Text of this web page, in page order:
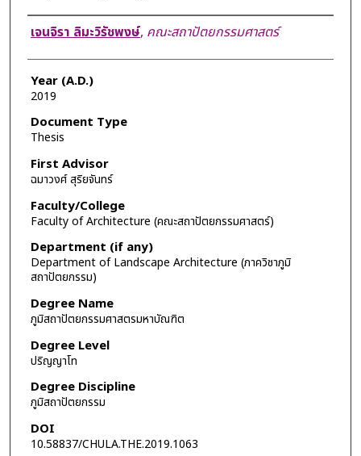
Author
เจนจิรา ลิมะวิรัชพงษ์, คณะสถาปัตยกรรมศาสตร์
Year (A.D.)
2019
Document Type
Thesis
First Advisor
ฉมาวงศ์ สุริยจันทร์
Faculty/College
Faculty of Architecture (คณะสถาปัตยกรรมศาสตร์)
Department (if any)
Department of Landscape Architecture (ภาควิชาภูมิ
สถาปัตยกรรม)
Degree Name
ภูมิสถาปัตยกรรมศาสตรมหาบัณฑิต
Degree Level
ปริญญาโท
Degree Discipline
ภูมิสถาปัตยกรรม
DOI
10.58837/CHULA.THE.2019.1063